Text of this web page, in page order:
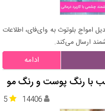
امواج بلوتوث به وای‌فای، اطلاعات
ارسال می‌کند.
ادامه
با رنگ پوست و رنگ مو
5 14406